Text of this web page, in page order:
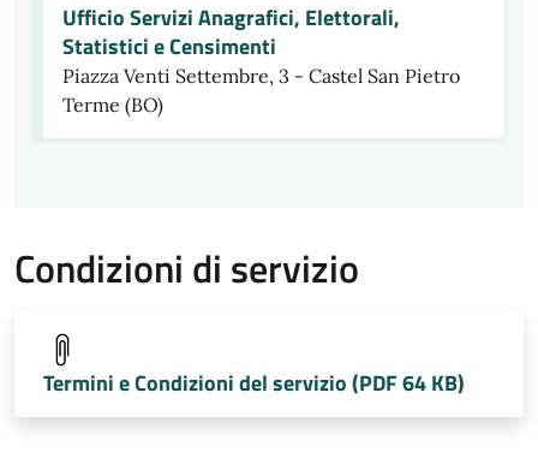
Ufficio Servizi Anagrafici, Elettorali,
Statistici e Censimenti
Piazza Venti Settembre, 3 - Castel San Pietro
Terme (BO)
Condizioni di servizio
Termini e Condizioni del servizio (PDF 64 KB)